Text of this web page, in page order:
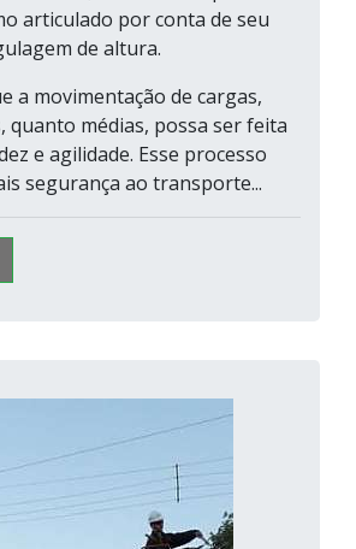
articulado por conta de seu
de altura.
a movimentação de cargas,
quanto médias, possa ser feita
e agilidade. Esse processo
segurança ao transporte...